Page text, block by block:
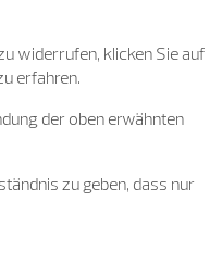
widerrufen, klicken Sie auf
erfahren.
der oben erwähnten
zu geben, dass nur